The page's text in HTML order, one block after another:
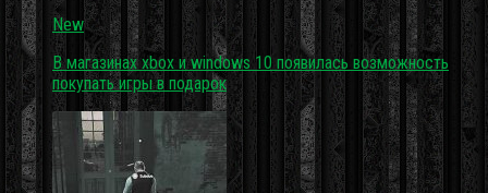
New
В магазинах xbox и windows 10 появилась возможность
покупать игры в подарок